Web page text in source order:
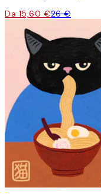
Da 15,60 €26 €